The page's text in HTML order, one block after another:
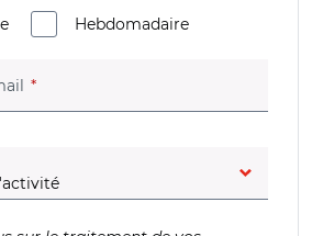
Hebdomadaire
(champ obligatoire)